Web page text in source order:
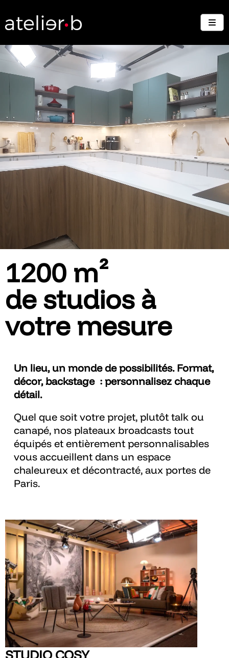
1200 m²
de studios à
votre mesure
Un lieu, un monde de possibilités. Format,
décor, backstage : personnalisez chaque
détail.
Quel que soit votre projet, plutôt talk ou
canapé, nos plateaux broadcasts tout
équipés et entièrement personnalisables
vous accueillent dans un espace
chaleureux et décontracté, aux portes de
Paris.
STUDIO COSY